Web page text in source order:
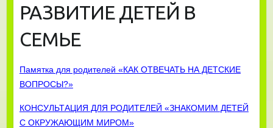
РАЗВИТИЕ ДЕТЕЙ В
СЕМЬЕ
Памятка для родителей «КАК ОТВЕЧАТЬ НА ДЕТСКИЕ
ВОПРОСЫ?»
КОНСУЛЬТАЦИЯ ДЛЯ РОДИТЕЛЕЙ «ЗНАКОМИМ ДЕТЕЙ
С ОКРУЖАЮЩИМ МИРОМ»